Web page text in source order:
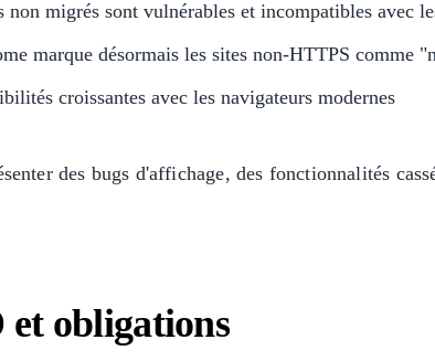
non migrés sont vulnérables et incompatibles avec
marque désormais les sites non-HTTPS comme
croissantes avec les navigateurs modernes
des bugs d'affichage, des fonctionnalités
obligations